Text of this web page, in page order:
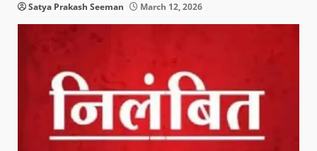
Satya Prakash Seeman March 12, 2026